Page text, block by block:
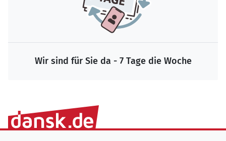
Garantierte Sicherheit bei der Buchung